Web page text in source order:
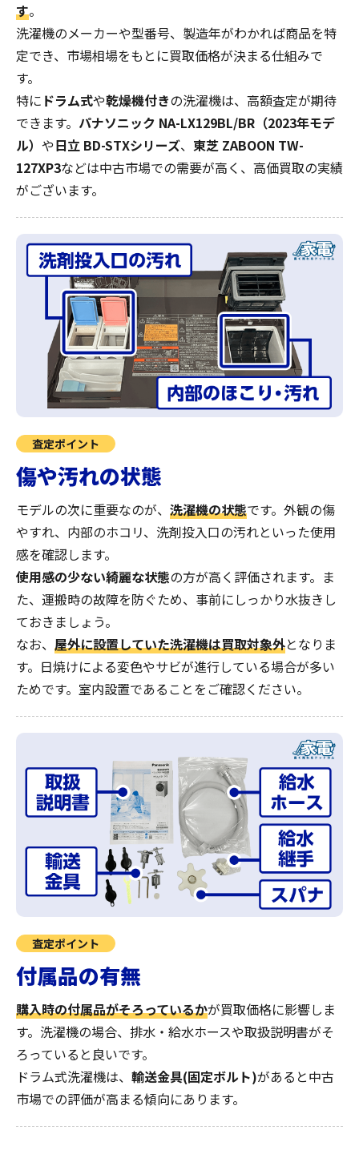
す。
洗濯機のメーカーや型番号、製造年がわかれば商品を特
定でき、市場相場をもとに買取価格が決まる仕組みで
す。
特に ドラム式や乾燥機付きの洗濯機は、高額査定が期待
できます。 パナソニック NA-LX129BL/BR（2023年モデ
ル） や日立 BD-STXシリーズ、 東芝 ZABOON TW-
127XP3などは中古市場での需要が高く、高価買取の実績
がございます。
査定ポイント
傷や汚れの状態
モデルの次に重要なのが、 洗濯機の状態です。外観の傷
やすれ、内部のホコリ、洗剤投入口の汚れといった使用
感を確認します。
使用感の少ない綺麗な状態の方が高く評価されます。ま
た、運搬時の故障を防ぐため、事前にしっかり水抜きし
ておきましょう。
なお、 屋外に設置していた洗濯機は買取対象外となりま
す。日焼けによる変色やサビが進行している場合が多い
ためです。室内設置であることをご確認ください。
査定ポイント
付属品の有無
購入時の付属品がそろっているかが買取価格に影響しま
す。洗濯機の場合、排水・給水ホースや取扱説明書がそ
ろっていると良いです。
ドラム式洗濯機は、 輸送金具(固定ボルト)があると中古
市場での評価が高まる傾向にあります。